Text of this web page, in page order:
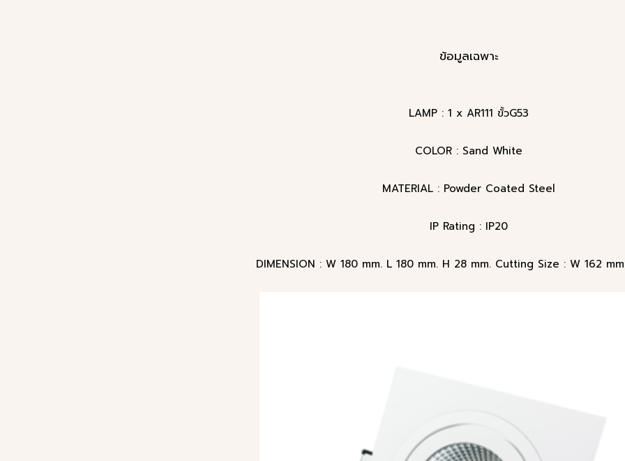
ข้อมูลเฉพาะ
LAMP : 1 x AR111 ขั้วG53
COLOR : Sand White
MATERIAL : Powder Coated Steel
IP Rating : IP20
DIMENSION : W 180 mm. L 180 mm. H 28 mm. Cutting Size : W 162